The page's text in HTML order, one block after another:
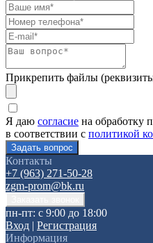
Прикрепить файлы
Я даю согласие на обработку
в соответствии с политикой
Контакты
+7 (963) 271-50-28
zgm-prom@bk.ru
пн-пт: с 9:00 до 18:00
Вход | Регистрация
Информация